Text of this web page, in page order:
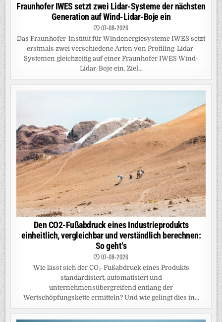
Fraunhofer IWES setzt zwei Lidar-Systeme der nächsten
Generation auf Wind-Lidar-Boje ein
07-08-2026
Das Fraunhofer-Institut für Windenergiesysteme IWES setzt
erstmals zwei verschiedene Arten von Profiling-Lidar-
Systemen gleichzeitig auf einer Fraunhofer IWES Wind-
Lidar-Boje ein. Ziel...
Den CO2-Fußabdruck eines Industrieprodukts
einheitlich, vergleichbar und verständlich berechnen:
So geht‘s
07-08-2026
Wie lässt sich der CO₂-Fußabdruck eines Produkts
standardisiert, automatisiert und
unternehmensübergreifend entlang der
Wertschöpfungskette ermitteln? Und wie gelingt dies in...